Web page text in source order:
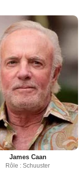
James Caan
Rôle : Schuuster